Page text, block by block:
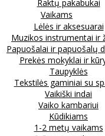
Raktų pakabukai
Vaikams
Lėlės ir aksesuarai
Muzikos instrumentai ir
Papuošalai ir papuošalų
Prekės mokyklai ir
Taupyklės
Tekstilės gaminiai su
Vaikiški indai
Vaiko kambariui
Kūdikiams
1-2 metų vaikams